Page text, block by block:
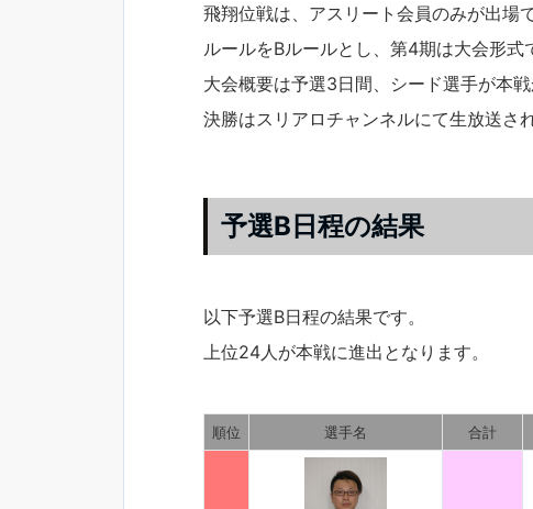
飛翔位戦は、アスリート会員のみが出場
ルールをBルールとし、第4期は大会形式
大会概要は予選3日間、シード選手が本
決勝はスリアロチャンネルにて生放送され
予選B日程の結果
以下予選B日程の結果です。
上位24人が本戦に進出となります。
順位 選手名 合計